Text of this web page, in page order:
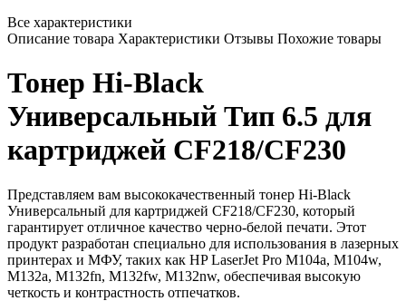
Все характеристики
Описание товара Характеристики Отзывы Похожие товары
Тонер Hi-Black
Универсальный Тип 6.5 для
картриджей CF218/CF230
Представляем вам высококачественный тонер Hi-Black
Универсальный для картриджей CF218/CF230, который
гарантирует отличное качество черно-белой печати. Этот
продукт разработан специально для использования в лазерных
принтерах и МФУ, таких как HP LaserJet Pro M104a, M104w,
M132a, M132fn, M132fw, M132nw, обеспечивая высокую
четкость и контрастность отпечатков.